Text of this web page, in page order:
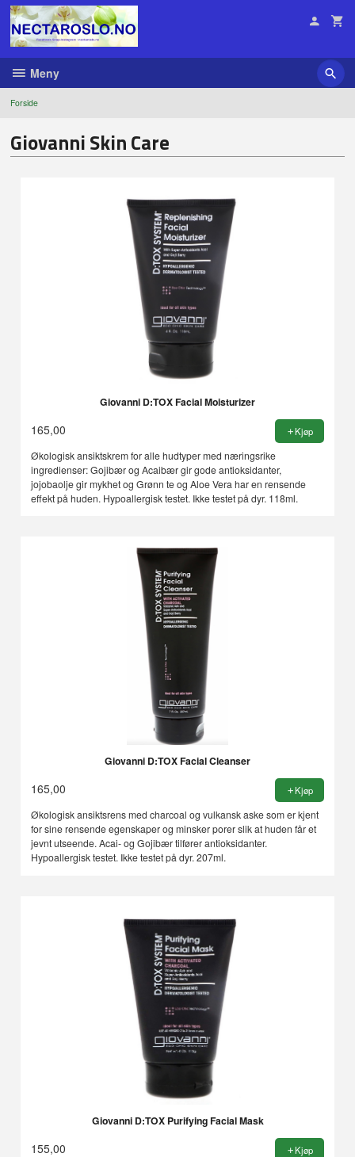
Gå
innholdet
Meny
Forside
Giovanni Skin Care
Giovanni D:TOX Facial Moisturizer
165,00 Kjøp
Økologisk ansiktskrem for alle hudtyper med næringsrike
ingredienser: Gojibær og Acaibær gir gode antioksidanter,
jojobaolje gir mykhet og Grønn te og Aloe Vera har en rensende
effekt på huden. Hypoallergisk testet. Ikke testet på dyr. 118ml.
Giovanni D:TOX Facial Cleanser
165,00 Kjøp
Økologisk ansiktsrens med charcoal og vulkansk aske som er kjent
for sine rensende egenskaper og minsker porer slik at huden får et
jevnt utseende. Acai- og Gojibær tilfører antioksidanter.
Hypoallergisk testet. Ikke testet på dyr. 207ml.
Giovanni D:TOX Purifying Facial Mask
155,00 Kjøp